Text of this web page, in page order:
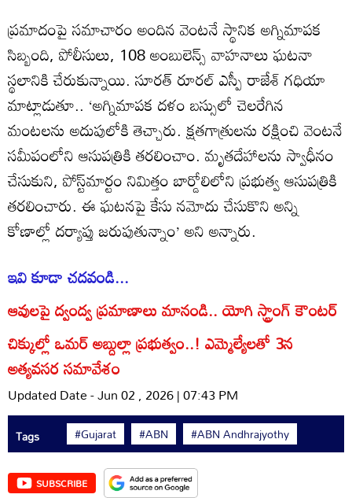
ప్రమాదంపై సమాచారం అందిన వెంటనే స్థానిక అగ్నిమాపక
సిబ్బంది, పోలీసులు, 108 అంబులెన్స్ వాహనాలు ఘటనా
స్థలానికి చేరుకున్నాయి. సూరత్ రూరల్ ఎస్పీ రాజేశ్ గధియా
మాట్లాడుతూ.. ‘అగ్నిమాపక దళం బస్సులో చెలరేగిన
మంటలను అదుపులోకి తెచ్చారు. క్షతగాత్రులను రక్షించి వెంటనే
సమీపంలోని ఆసుపత్రికి తరలించాం. మృతదేహాలను స్వాధీనం
చేసుకుని, పోస్ట్‌మార్టం నిమిత్తం బార్డోలిలోని ప్రభుత్వ ఆసుపత్రికి
తరలించారు. ఈ ఘటనపై కేసు నమోదు చేసుకొని అన్ని
కోణాల్లో దర్యాప్తు జరుపుతున్నాం’ అని అన్నారు.
ఇవి కూడా చదవండి...
ఆవులపై ద్వంద్వ ప్రమాణాలు మానండి.. యోగి స్ట్రాంగ్ కౌంటర్
చిక్కుల్లో ఒమర్ అబ్దుల్లా ప్రభుత్వం..! ఎమ్మెల్యేలతో 3న
అత్యవసర సమావేశం
Updated Date - Jun 02 , 2026 | 07:43 PM
Tags #Gujarat #ABN #ABN Andhrajyothy
SUBSCRIBE